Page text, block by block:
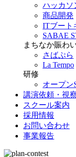
ハッカソ
商品開発
ITブート
SABAE
まちなか賑わ
さばぷら
La Tempo
研修
オープン
講演依頼・視
スクール案内
採用情報
お問い合わせ
事業報告